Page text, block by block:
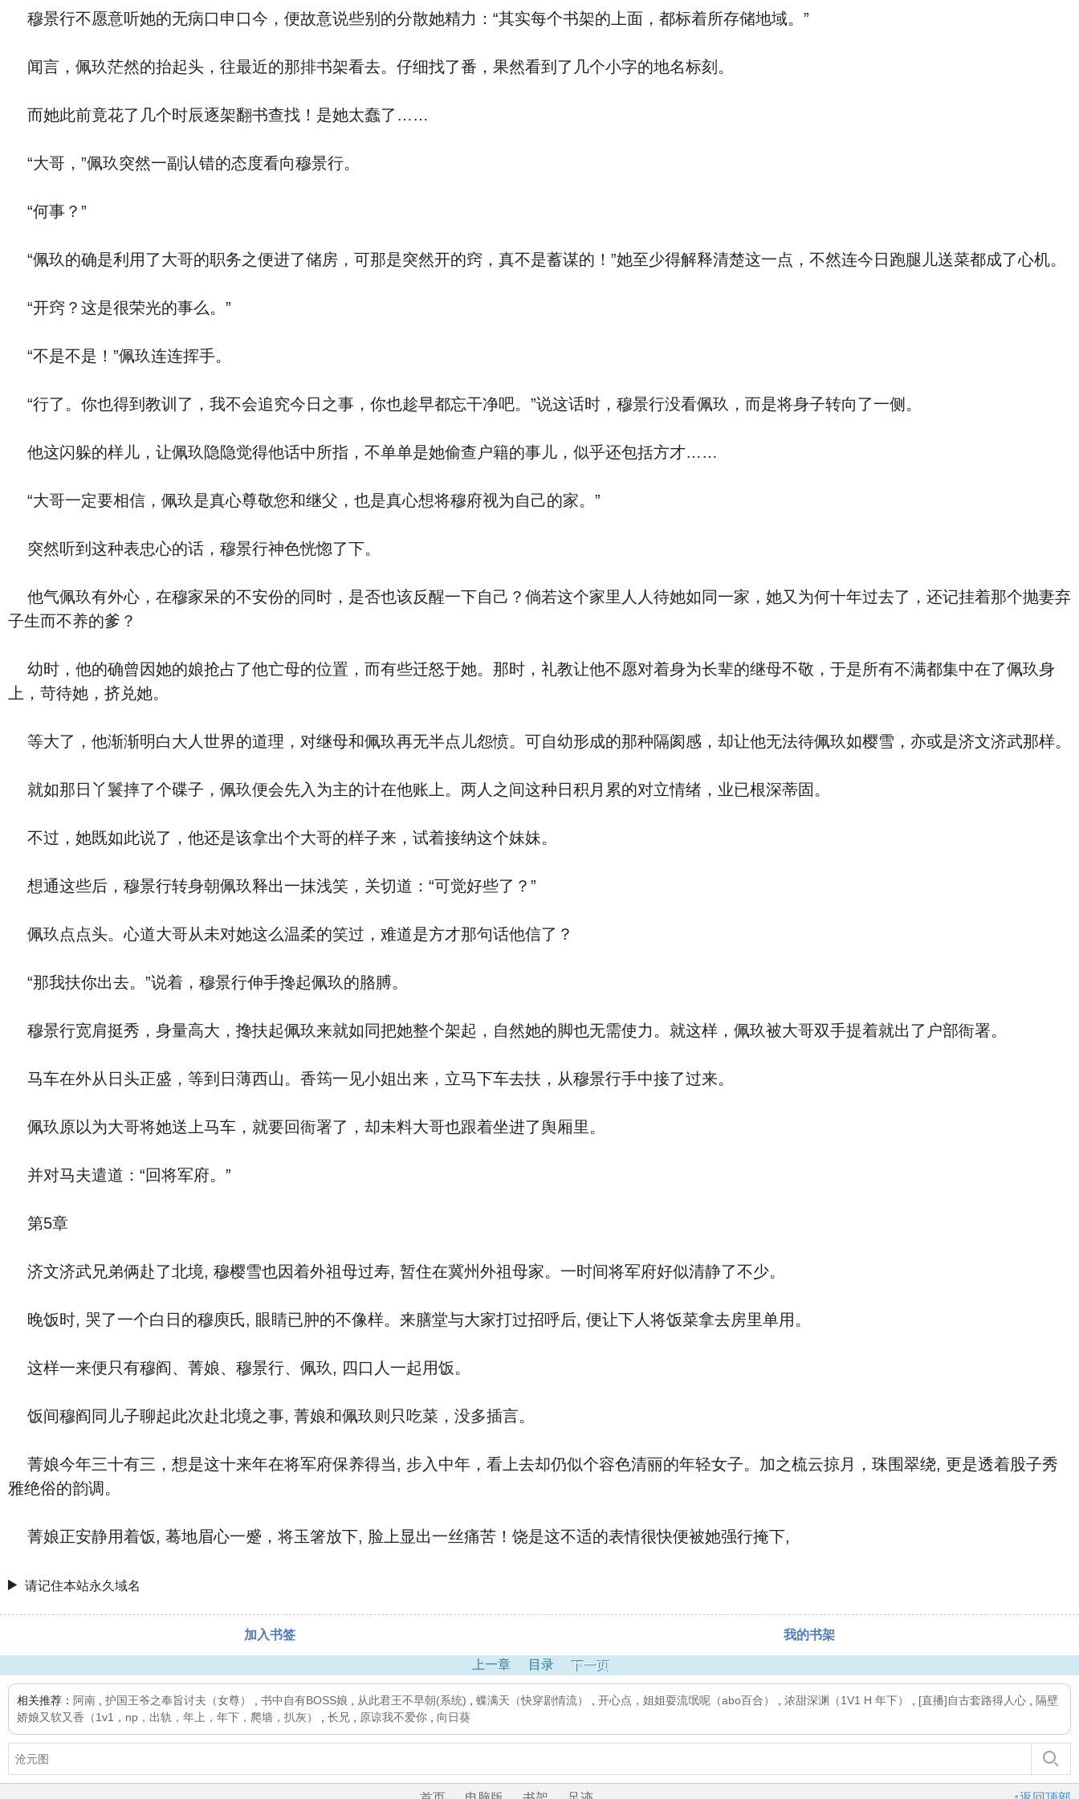
穆景行不愿意听她的无病口申口今，便故意说些别的分散她精力：“其实每个书架的上面，都标着所存储地域。”
闻言，佩玖茫然的抬起头，往最近的那排书架看去。仔细找了番，果然看到了几个小字的地名标刻。
而她此前竟花了几个时辰逐架翻书查找！是她太蠢了……
“大哥，”佩玖突然一副认错的态度看向穆景行。
“何事？”
“佩玖的确是利用了大哥的职务之便进了储房，可那是突然开的窍，真不是蓄谋的！”她至少得解释清楚这一点，不然连今日跑腿儿送菜都成了心机。
“开窍？这是很荣光的事么。”
“不是不是！”佩玖连连挥手。
“行了。你也得到教训了，我不会追究今日之事，你也趁早都忘干净吧。”说这话时，穆景行没看佩玖，而是将身子转向了一侧。
他这闪躲的样儿，让佩玖隐隐觉得他话中所指，不单单是她偷查户籍的事儿，似乎还包括方才……
“大哥一定要相信，佩玖是真心尊敬您和继父，也是真心想将穆府视为自己的家。”
突然听到这种表忠心的话，穆景行神色恍惚了下。
他气佩玖有外心，在穆家呆的不安份的同时，是否也该反醒一下自己？倘若这个家里人人待她如同一家，她又为何十年过去了，还记挂着那个抛妻弃
子生而不养的爹？
幼时，他的确曾因她的娘抢占了他亡母的位置，而有些迁怒于她。那时，礼教让他不愿对着身为长辈的继母不敬，于是所有不满都集中在了佩玖身
上，苛待她，挤兑她。
等大了，他渐渐明白大人世界的道理，对继母和佩玖再无半点儿怨愤。可自幼形成的那种隔阂感，却让他无法待佩玖如樱雪，亦或是济文济武那样。
就如那日丫鬟摔了个碟子，佩玖便会先入为主的计在他账上。两人之间这种日积月累的对立情绪，业已根深蒂固。
不过，她既如此说了，他还是该拿出个大哥的样子来，试着接纳这个妹妹。
想通这些后，穆景行转身朝佩玖释出一抹浅笑，关切道：“可觉好些了？”
佩玖点点头。心道大哥从未对她这么温柔的笑过，难道是方才那句话他信了？
“那我扶你出去。”说着，穆景行伸手搀起佩玖的胳膊。
穆景行宽肩挺秀，身量高大，搀扶起佩玖来就如同把她整个架起，自然她的脚也无需使力。就这样，佩玖被大哥双手提着就出了户部衙署。
马车在外从日头正盛，等到日薄西山。香筠一见小姐出来，立马下车去扶，从穆景行手中接了过来。
佩玖原以为大哥将她送上马车，就要回衙署了，却未料大哥也跟着坐进了舆厢里。
并对马夫遣道：“回将军府。”
第5章
济文济武兄弟俩赴了北境, 穆樱雪也因着外祖母过寿, 暂住在冀州外祖母家。一时间将军府好似清静了不少。
晚饭时, 哭了一个白日的穆庾氏, 眼睛已肿的不像样。来膳堂与大家打过招呼后, 便让下人将饭菜拿去房里单用。
这样一来便只有穆阎、菁娘、穆景行、佩玖, 四口人一起用饭。
饭间穆阎同儿子聊起此次赴北境之事, 菁娘和佩玖则只吃菜，没多插言。
菁娘今年三十有三，想是这十来年在将军府保养得当, 步入中年，看上去却仍似个容色清丽的年轻女子。加之梳云掠月，珠围翠绕, 更是透着股子秀
雅绝俗的韵调。
菁娘正安静用着饭, 蓦地眉心一蹙，将玉箸放下, 脸上显出一丝痛苦！饶是这不适的表情很快便被她强行掩下,
请记住本站永久域名
加入书签 我的书架
上一章 目录 下一页
相关推荐： 阿南 护国王爷之奉旨讨夫（女尊） 书中自有BOSS娘 从此君王不早朝(系统) 蝶满天（快穿剧情流） 开心点，姐姐耍流氓呢（abo百合） 浓甜深渊（1V1 H 年下） [直播]自古套路得人心
隔壁
娇娘又软又香（1v1，np，出轨，年上，年下，爬墙，扒灰）
长兄 原谅我不爱你 向日葵